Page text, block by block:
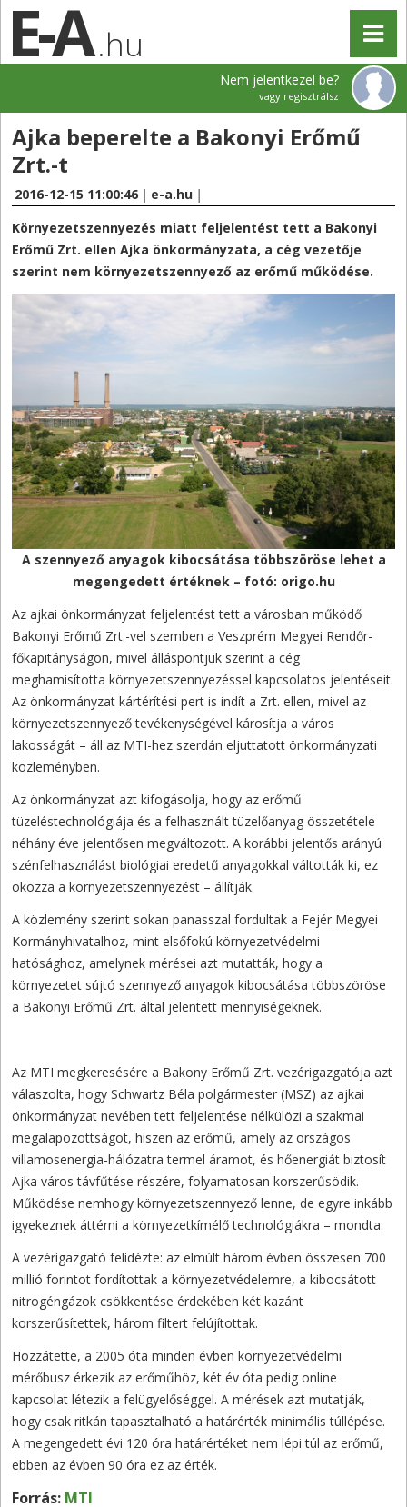
.hu
Nem jelentkezel be?
vagy regisztrálsz
Ajka beperelte a Bakonyi Erőmű
Zrt.-t
2016-12-15 11:00:46 | e-a.hu |
Környezetszennyezés miatt feljelentést tett a Bakonyi
Erőmű Zrt. ellen Ajka önkormányzata, a cég vezetője
szerint nem környezetszennyező az erőmű működése.
A szennyező anyagok kibocsátása többszöröse lehet a
megengedett értéknek – fotó: origo.hu
Az ajkai önkormányzat feljelentést tett a városban működő
Bakonyi Erőmű Zrt.-vel szemben a Veszprém Megyei Rendőr-
főkapitányságon, mivel álláspontjuk szerint a cég
meghamisította környezetszennyezéssel kapcsolatos jelentéseit.
Az önkormányzat kártérítési pert is indít a Zrt. ellen, mivel az
környezetszennyező tevékenységével károsítja a város
lakosságát – áll az MTI-hez szerdán eljuttatott önkormányzati
közleményben.
Az önkormányzat azt kifogásolja, hogy az erőmű
tüzeléstechnológiája és a felhasznált tüzelőanyag összetétele
néhány éve jelentősen megváltozott. A korábbi jelentős arányú
szénfelhasználást biológiai eredetű anyagokkal váltották ki, ez
okozza a környezetszennyezést – állítják.
A közlemény szerint sokan panasszal fordultak a Fejér Megyei
Kormányhivatalhoz, mint elsőfokú környezetvédelmi
hatósághoz, amelynek mérései azt mutatták, hogy a
környezetet sújtó szennyező anyagok kibocsátása többszöröse
a Bakonyi Erőmű Zrt. által jelentett mennyiségeknek.
Az MTI megkeresésére a Bakony Erőmű Zrt. vezérigazgatója azt
válaszolta, hogy Schwartz Béla polgármester (MSZ) az ajkai
önkormányzat nevében tett feljelentése nélkülözi a szakmai
megalapozottságot, hiszen az erőmű, amely az országos
villamosenergia-hálózatra termel áramot, és hőenergiát biztosít
Ajka város távfűtése részére, folyamatosan korszerűsödik.
Működése nemhogy környezetszennyező lenne, de egyre inkább
igyekeznek áttérni a környezetkímélő technológiákra – mondta.
A vezérigazgató felidézte: az elmúlt három évben összesen 700
millió forintot fordítottak a környezetvédelemre, a kibocsátott
nitrogéngázok csökkentése érdekében két kazánt
korszerűsítettek, három filtert felújítottak.
Hozzátette, a 2005 óta minden évben környezetvédelmi
mérőbusz érkezik az erőműhöz, két év óta pedig online
kapcsolat létezik a felügyelőséggel. A mérések azt mutatják,
hogy csak ritkán tapasztalható a határérték minimális túllépése.
A megengedett évi 120 óra határértéket nem lépi túl az erőmű,
ebben az évben 90 óra ez az érték.
Forrás: MTI